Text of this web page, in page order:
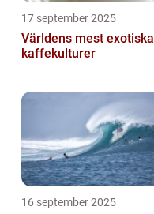
17 september 2025
Världens mest exotiska
kaffekulturer
16 september 2025